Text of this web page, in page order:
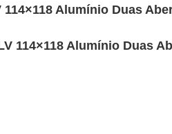
114×118 Alumínio Duas
114×118 Alumínio Duas